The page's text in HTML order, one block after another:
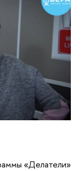
«Делатели»